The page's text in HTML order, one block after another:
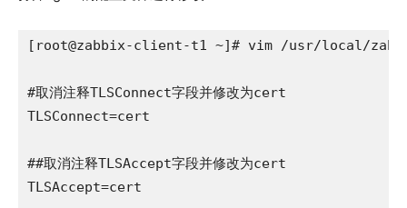
[root@zabbix-client-t1 ~]# vim /usr/local/
#取消注释TLSConnect字段并修改为cert
TLSConnect=cert
##取消注释TLSAccept字段并修改为cert
TLSAccept=cert